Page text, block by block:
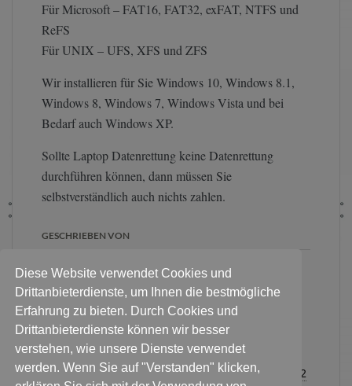
Für Microsoft – FAT16, FAT32, exFAT, NTFS und
ReFS
Für UNIX – UFS, XFS und ZFS
Wir installieren für Sie Windows 10, Windows 8.1,
Windows 8, Windows 7, Windows Vista und bei
Bedarf auch Windows XP.
Sollte Laptop Datenrettung keine Datenrettung
durchführen können, dann müssen Sie
selbstverständlich auch nichts zahlen.
GESCHRIEBEN VON
an diese Adresse. Persönlich
Festplatte & Datenträger
abgeben? Bitte Termin
vereinbaren:Für alle Kontaktanfragen
Sie haben noch Fragen zum Ablauf?0178 3376232
Diese Website verwendet Cookies und
Drittanbieterdienste, um Ihnen die bestmögliche
Erfahrung zu bieten. Durch Cookies und
Drittanbieterdienste können wir besser
verstehen, wie unsere Dienste verwendet
werden. Wenn Sie auf "Verstanden" klicken,